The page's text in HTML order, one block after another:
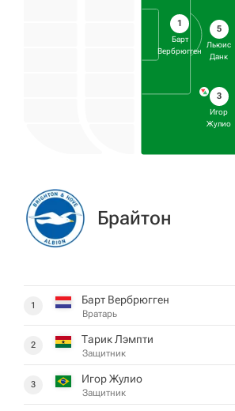
1
Барт
Вербрюгген
5
Льюис
Данк
3
Игор
Жулио
Брайтон
1 Барт Вербрюгген
Вратарь
2 Тарик Лэмпти
Защитник
3 Игор Жулио
Защитник